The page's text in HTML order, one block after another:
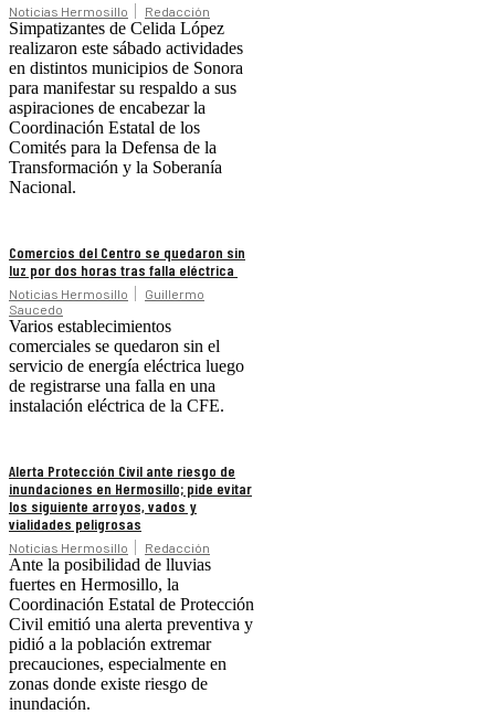
Noticias Hermosillo Redacción
Simpatizantes de Celida López
realizaron este sábado actividades
en distintos municipios de Sonora
para manifestar su respaldo a sus
aspiraciones de encabezar la
Coordinación Estatal de los
Comités para la Defensa de la
Transformación y la Soberanía
Nacional.
Comercios del Centro se quedaron sin
luz por dos horas tras falla eléctrica
Noticias Hermosillo
Guillermo
Saucedo
Varios establecimientos
comerciales se quedaron sin el
servicio de energía eléctrica luego
de registrarse una falla en una
instalación eléctrica de la CFE.
Alerta Protección Civil ante riesgo de
inundaciones en Hermosillo; pide evitar
los siguiente arroyos, vados y
vialidades peligrosas
Noticias Hermosillo Redacción
Ante la posibilidad de lluvias
fuertes en Hermosillo, la
Coordinación Estatal de Protección
Civil emitió una alerta preventiva y
pidió a la población extremar
precauciones, especialmente en
zonas donde existe riesgo de
inundación.